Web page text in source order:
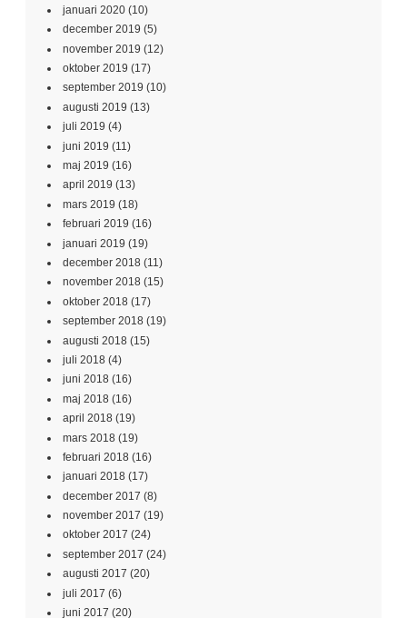
januari 2020 (10)
december 2019 (5)
november 2019 (12)
oktober 2019 (17)
september 2019 (10)
augusti 2019 (13)
juli 2019 (4)
juni 2019 (11)
maj 2019 (16)
april 2019 (13)
mars 2019 (18)
februari 2019 (16)
januari 2019 (19)
december 2018 (11)
november 2018 (15)
oktober 2018 (17)
september 2018 (19)
augusti 2018 (15)
juli 2018 (4)
juni 2018 (16)
maj 2018 (16)
april 2018 (19)
mars 2018 (19)
februari 2018 (16)
januari 2018 (17)
december 2017 (8)
november 2017 (19)
oktober 2017 (24)
september 2017 (24)
augusti 2017 (20)
juli 2017 (6)
juni 2017 (20)